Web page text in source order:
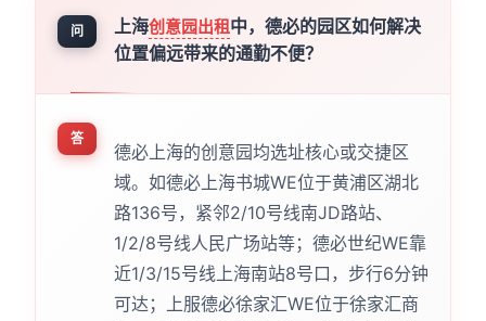
问 上海创意园出租中，德必的园区如何解决
位置偏远带来的通勤不便？
答
德必上海的创意园均选址核心或交捷区
域。如德必上海书城WE位于黄浦区湖北
路136号，紧邻2/10号线南JD路站、
1/2/8号线人民广场站等；德必世纪WE靠
近1/3/15号线上海南站8号口，步行6分钟
可达；上服德必徐家汇WE位于徐家汇商